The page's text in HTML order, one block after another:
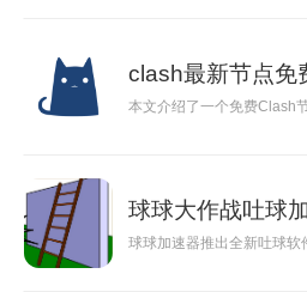
clash最新节点免
本文介绍了一个免费Clash
球球大作战吐球
球球加速器推出全新吐球